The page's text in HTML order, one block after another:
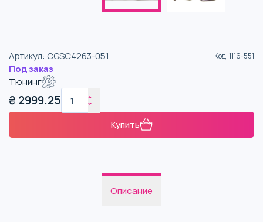
Артикул: CGSC4263-051 Код:1116-551
Под заказ
Тюнинг
₴ 2999.25
Купить
Описание